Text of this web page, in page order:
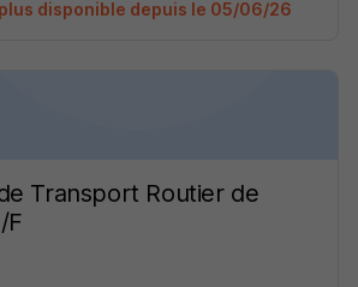
disponible depuis le 05/06/26
Transport Routier de
F